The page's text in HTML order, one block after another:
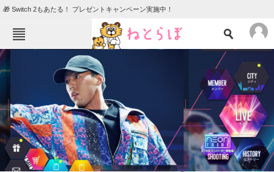
🎁 Switch 2もあたる！ プレゼントキャンペーン実施中！
ねとらぼメニュー
TOP
グルメ 地域
住まい 教育・育児
動物 リサーチ